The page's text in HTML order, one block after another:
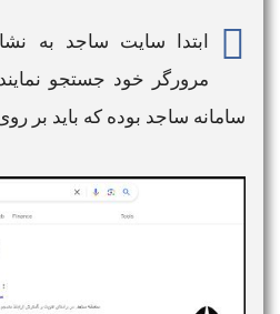
ابتدا سایت ساجد به
مرورگر خود جستجو
سامانه ساجد بوده که باید بر